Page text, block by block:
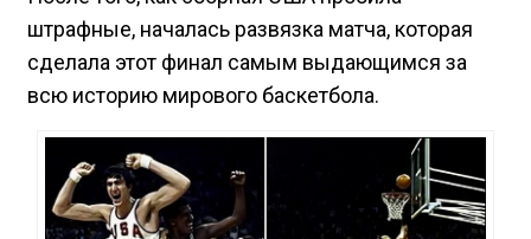
штрафные, началась развязка матча, которая
сделала этот финал самым выдающимся за
всю историю мирового баскетбола.